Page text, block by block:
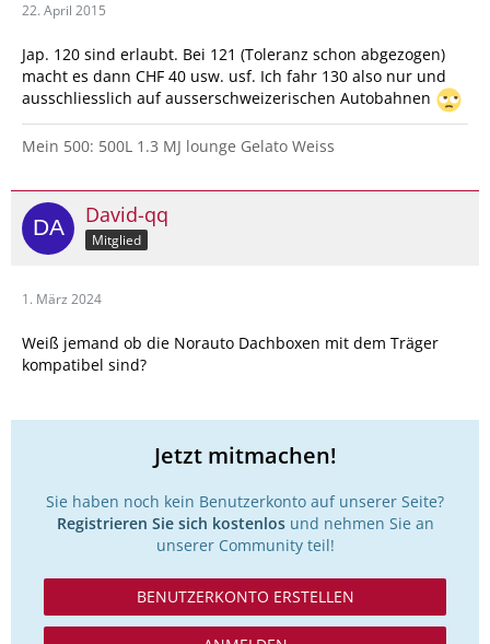
22. April 2015
Jap. 120 sind erlaubt. Bei 121 (Toleranz schon abgezogen)
macht es dann CHF 40 usw. usf. Ich fahr 130 also nur und
ausschliesslich auf ausserschweizerischen Autobahnen
Mein 500: 500L 1.3 MJ lounge Gelato Weiss
David-qq
Mitglied
1. März 2024
Weiß jemand ob die Norauto Dachboxen mit dem Träger
kompatibel sind?
Jetzt mitmachen!
Sie haben noch kein Benutzerkonto auf unserer Seite?
Registrieren Sie sich kostenlosund nehmen Sie an
unserer Community teil!
BENUTZERKONTO ERSTELLEN